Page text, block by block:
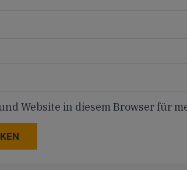
Website in diesem Browser für